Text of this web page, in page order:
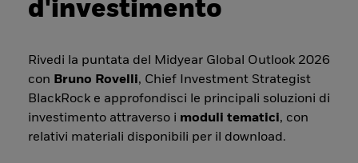
d'investimento
Rivedi la puntata del Midyear Global Outlook 2026
con Bruno Rovelli, Chief Investment Strategist
BlackRock e approfondisci le principali soluzioni di
investimento attraverso i moduli tematici, con
relativi materiali disponibili per il download.